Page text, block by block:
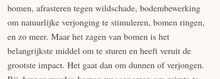
bomen, afrasteren tegen wildschade, bodembewerking
om natuurlijke verjonging te stimuleren, bomen ringen,
en zo meer. Maar het zagen van bomen is het
belangrijkste middel om te sturen en heeft veruit de
grootste impact. Het gaat dan om dunnen of verjongen.